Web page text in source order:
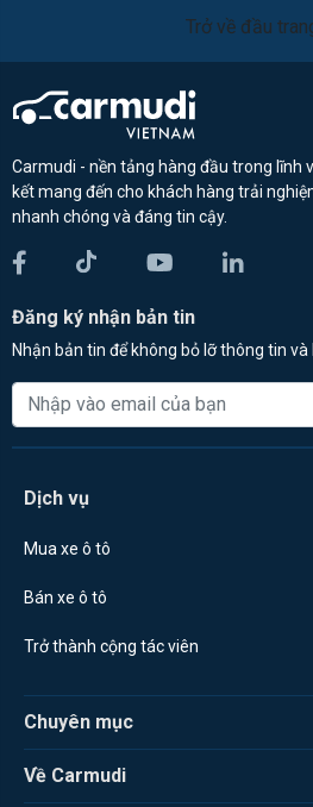
Trở về đầu
Carmudi - nền tảng hàng đầu trong lĩnh
kết mang đến cho khách hàng trải
nhanh chóng và đáng tin cậy.
Đăng ký nhận bản tin
Nhận bản tin để không bỏ lỡ thông tin
Dịch vụ
Mua xe ô tô
Bán xe ô tô
Trở thành cộng tác viên
Chuyên mục
Về Carmudi